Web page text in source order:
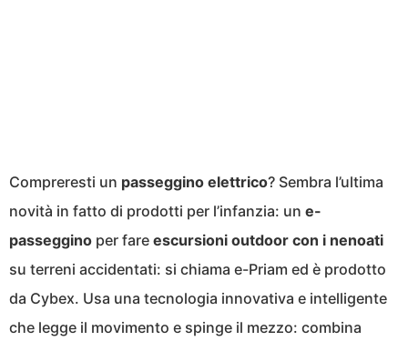
Compreresti un passeggino elettrico? Sembra l’ultima
novità in fatto di prodotti per l’infanzia: un e-
passeggino per fare escursioni outdoor con i nenoati
su terreni accidentati: si chiama e-Priam ed è prodotto
da Cybex. Usa una tecnologia innovativa e intelligente
che legge il movimento e spinge il mezzo: combina